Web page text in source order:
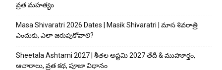
వ్రత మహత్యం
Masa Shivaratri 2026 Dates | Masik Shivaratri | మాస శివరాత్రి
ఎందుకు, ఎలా జరుపుకోవాలి?
Sheetala Ashtami 2027 | శీతల అష్టమి 2027 తేదీ & ముహూర్తం,
ఆచారాలు, వ్రత కథ, పూజా విధానం